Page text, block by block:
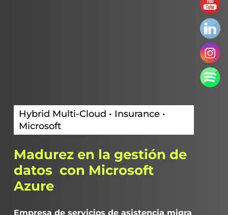
Hybrid Multi-Cloud • Insurance •
Microsoft
Madurez en la gestión de
datos con Microsoft
Azure
Empresa de servicios de asistencia migra